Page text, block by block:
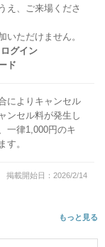
え、ご来場くださ
ただけません。
グイン
ド
によりキャンセル
ンセル料が発生し
一律1,000円のキ
す。
掲載開始日：2026/2/14
もっと見る